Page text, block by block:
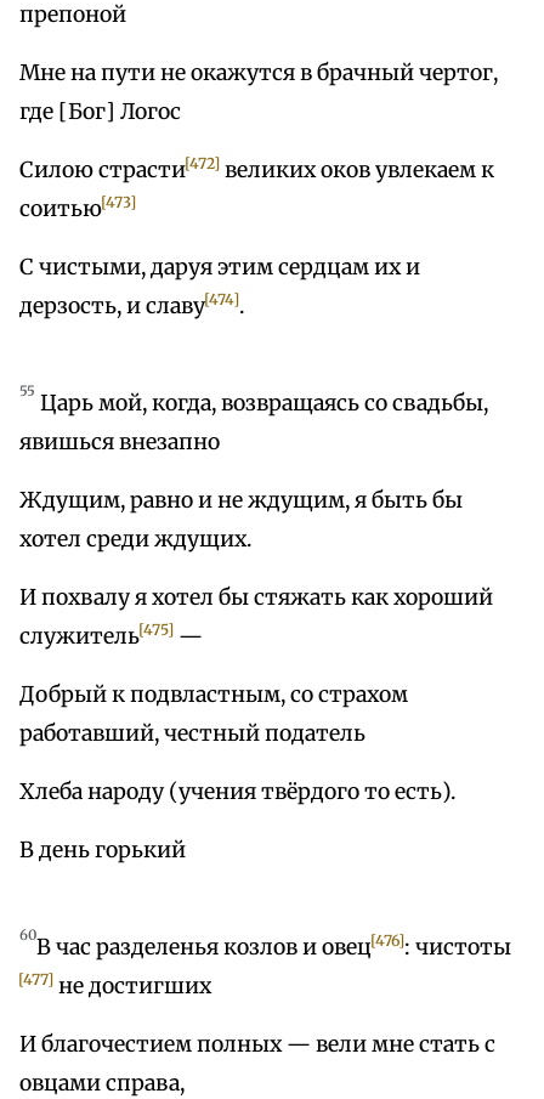
препоной
Мне на пути не окажутся в брачный чертог,
где [Бог] Логос
Силою страсти[472] великих оков увлекаем к
соитью[473]
С чистыми, даруя этим сердцам их и
дерзость, и славу[474].
55 Царь мой, когда, возвращаясь со свадьбы,
явишься внезапно
Ждущим, равно и не ждущим, я быть бы
хотел среди ждущих.
И похвалу я хотел бы стяжать как хороший
служитель[475] —
Добрый к подвластным, со страхом
работавший, честный податель
Хлеба народу (учения твёрдого то есть).
В день горький
60В час разделенья козлов и овец[476]: чистоты
[477] не достигших
И благочестием полных — вели мне стать с
овцами справа,